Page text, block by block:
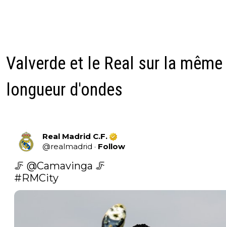
Valverde et le Real sur la même
longueur d'ondes
Real Madrid C.F.
@realmadrid · Follow
🦵 @Camavinga
#RMCity